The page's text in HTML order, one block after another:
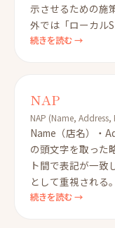
示させるための施
外では「ローカル
続きを読む →
NAP
NAP (Name, Address,
Name（店名）・
の頭文字を取った
ト間で表記が一致
として重視される。
続きを読む →